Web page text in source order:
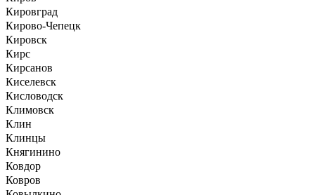
Кировград
Кирово-Чепецк
Кировск
Кирс
Кирсанов
Киселевск
Кисловодск
Климовск
Клин
Клинцы
Княгинино
Ковдор
Ковров